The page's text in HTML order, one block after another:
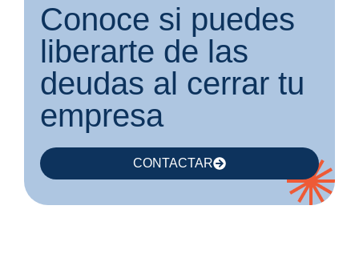
Conoce si puedes
liberarte de las
deudas al cerrar tu
empresa
CONTACTAR